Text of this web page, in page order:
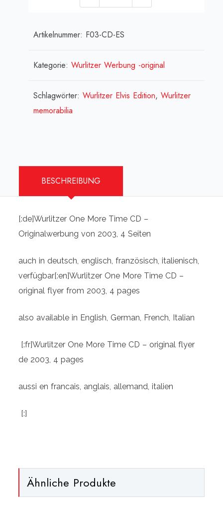
CD
original
(spanisch)
-
original
Flyer
(spanish)
Time
CD
-
Flyer
[:]
Artikelnummer: F03-CD-ES
Kategorie:Wurlitzer Werbung -original
Schlagwörter:Wurlitzer Elvis Edition,Wurlitzer
memorabilia
BESCHREIBUNG
[:de]Wurlitzer One More Time CD –
Originalwerbung von 2003, 4 Seiten
auch in deutsch, englisch, französisch, italienisch,
verfügbar[:en]Wurlitzer One More Time CD –
original flyer from 2003, 4 pages
also available in English, German, French, Italian
[:fr]Wurlitzer One More Time CD – original flyer
de 2003, 4 pages
aussi en francais, anglais, allemand, italien
[:]
Ähnliche Produkte